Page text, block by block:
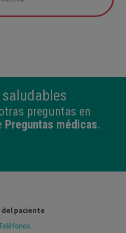
preguntas en
Preguntas médicas.
del paciente